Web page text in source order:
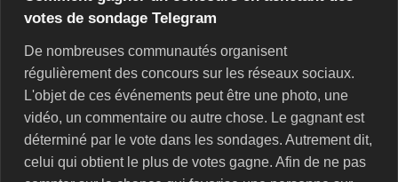
votes de sondage Telegram
De nombreuses communautés organisent
régulièrement des concours sur les réseaux sociaux.
L'objet de ces événements peut être une photo, une
vidéo, un commentaire ou autre chose. Le gagnant est
déterminé par le vote dans les sondages. Autrement dit,
celui qui obtient le plus de votes gagne. Afin de ne pas